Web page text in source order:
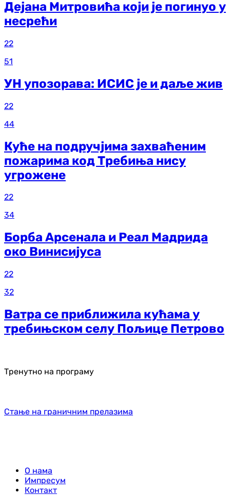
Дејана Митровића који је погинуо у
несрећи
22
51
УН упозорава: ИСИС је и даље жив
22
44
Куће на подручјима захваћеним
пожарима код Требиња нису
угрожене
22
34
Борба Арсенала и Реал Мадрида
око Винисијуса
22
32
Ватра се приближила кућама у
требињском селу Пољице Петрово
Тренутно на програму
Стање на граничним прелазима
О нама
Импресум
Контакт